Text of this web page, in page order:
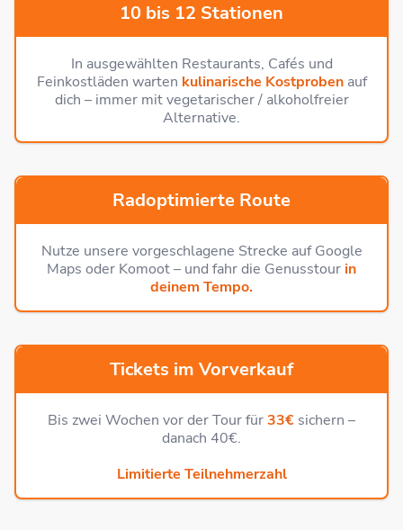
10 bis 12 Stationen
In ausgewählten Restaurants, Cafés und
Feinkostläden warten kulinarische Kostprobenauf
dich – immer mit vegetarischer / alkoholfreier
Alternative.
Radoptimierte Route
Nutze unsere vorgeschlagene Strecke auf Google
Maps oder Komoot – und fahr die Genusstour in
deinem Tempo.
Tickets im Vorverkauf
Bis zwei Wochen vor der Tour für33€ sichern –
danach 40€.
Limitierte Teilnehmerzahl